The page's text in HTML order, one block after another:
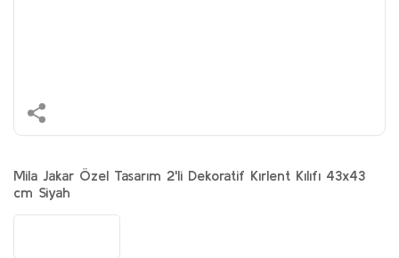
Mila Jakar Özel Tasarım 2'li Dekoratif Kırlent Kılıfı 43x43
cm Siyah